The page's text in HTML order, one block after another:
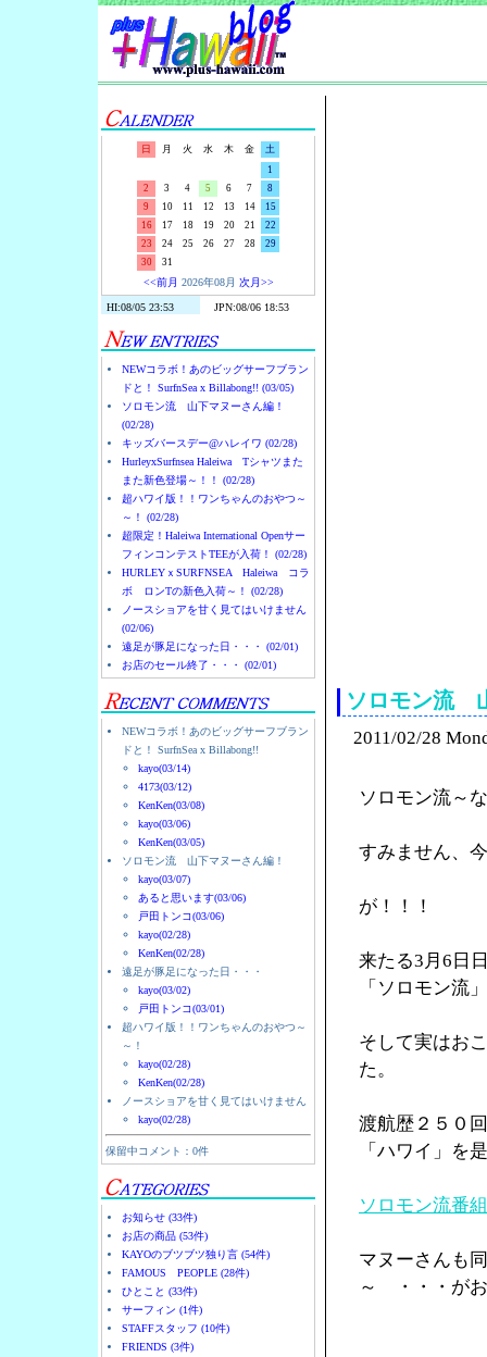
日 月 火 水 木 金
土
1
2
3 4 5 6 7
8
9
10 11 12 13 14
15
16
17 18 19 20 21
22
23
24 25 26 27 28
29
30
31
<<前月 2026年08月 次月>>
NEWコラボ！あのビッグサーフブラン
ドと！ SurfnSea x Billabong!! (03/05)
ソロモン流 山下マヌーさん編！
(02/28)
キッズバースデー@ハレイワ (02/28)
HurleyxSurfnsea Haleiwa Tシャツまた
また新色登場～！！ (02/28)
超ハワイ版！！ワンちゃんのおやつ～
～！ (02/28)
超限定！Haleiwa International Openサー
フィンコンテストTEEが入荷！ (02/28)
HURLEYｘSURFNSEA Haleiwa コラ
ボ ロンTの新色入荷～！ (02/28)
ノースショアを甘く見てはいけません
(02/06)
遠足が豚足になった日・・・ (02/01)
お店のセール終了・・・ (02/01)
NEWコラボ！あのビッグサーフブラン
ドと！ SurfnSea x Billabong!!
kayo(03/14)
4173(03/12)
KenKen(03/08)
kayo(03/06)
KenKen(03/05)
ソロモン流 山下マヌーさん編！
kayo(03/07)
あると思います(03/06)
戸田トンコ(03/06)
kayo(02/28)
KenKen(02/28)
遠足が豚足になった日・・・
kayo(03/02)
戸田トンコ(03/01)
超ハワイ版！！ワンちゃんのおやつ～
～！
kayo(02/28)
KenKen(02/28)
ノースショアを甘く見てはいけません
kayo(02/28)
保留中コメント：0件
お知らせ (33件)
お店の商品 (53件)
KAYOのブツブツ独り言 (54件)
FAMOUS PEOPLE (28件)
ひとこと (33件)
サーフィン (1件)
STAFFスタッフ (10件)
FRIENDS (3件)
ソロモン流
2011/02/28
ソロモン流～
すみません、
が！！！
来たる3月6日
「ソロモン流
そして実はお
た。
渡航歴２５０
「ハワイ」を
ソロモン流番
マヌーさんも
～ ・・・がお